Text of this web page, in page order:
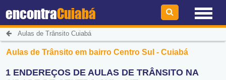
encontraCuiabá
Aulas de Trânsito Cuiabá
Aulas de Trânsito em bairro Centro Sul - Cuiabá
1 ENDEREÇOS DE AULAS DE TRÂNSITO NA